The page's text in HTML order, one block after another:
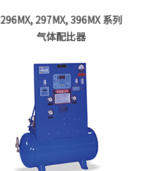
296MX, 297MX, 396MX 系列
气体配比器